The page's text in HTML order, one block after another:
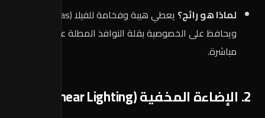
لماذا هو رائج؟
ويحافظ على الخصوصية بقلة النوافذ المطلة على الشارع
مباشرة.
2. الإضاءة المخفية (Linear Lighting)